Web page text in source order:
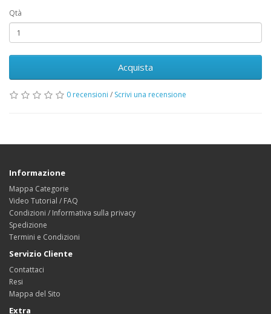
Qtà
Acquista
0 recensioni / Scrivi una recensione
Informazione
Mappa Categorie
Video Tutorial / FAQ
Condizioni / Informativa sulla privacy
Spedizione
Termini e Condizioni
Servizio Cliente
Contattaci
Resi
Mappa del Sito
Extra